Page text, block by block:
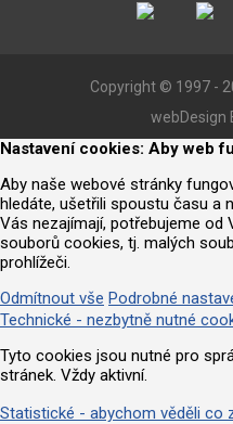
Copyright © 1997 -
webDesign
Nastavení cookies: Aby web
Aby naše webové stránky
hledáte, ušetřili spoustu času a
Vás nezajímají, potřebujeme od
souborů cookies, tj. malých
prohlížeči.
Odmítnout vše Podrobné
Technické - nezbytně nutné
Tyto cookies jsou nutné pro
stránek. Vždy aktivní.
Statistické - abychom věděli co